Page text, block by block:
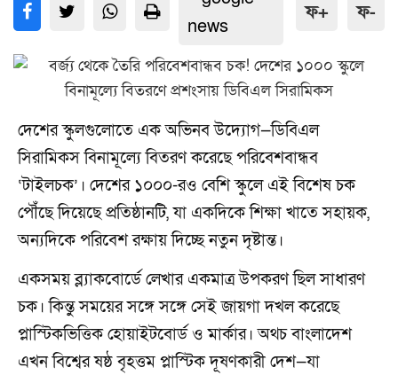
ফ+ ফ-
দেশের স্কুলগুলোতে এক অভিনব উদ্যোগ—ডিবিএল
সিরামিকস বিনামূল্যে বিতরণ করেছে পরিবেশবান্ধব
‘টাইলচক’। দেশের ১০০০-রও বেশি স্কুলে এই বিশেষ চক
পৌঁছে দিয়েছে প্রতিষ্ঠানটি, যা একদিকে শিক্ষা খাতে সহায়ক,
অন্যদিকে পরিবেশ রক্ষায় দিচ্ছে নতুন দৃষ্টান্ত।
একসময় ব্ল্যাকবোর্ডে লেখার একমাত্র উপকরণ ছিল সাধারণ
চক। কিন্তু সময়ের সঙ্গে সঙ্গে সেই জায়গা দখল করেছে
প্লাস্টিকভিত্তিক হোয়াইটবোর্ড ও মার্কার। অথচ বাংলাদেশ
এখন বিশ্বের ষষ্ঠ বৃহত্তম প্লাস্টিক দূষণকারী দেশ—যা